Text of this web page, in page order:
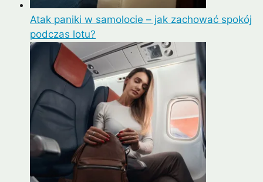
Atak paniki w samolocie – jak zachować spokój
podczas lotu?